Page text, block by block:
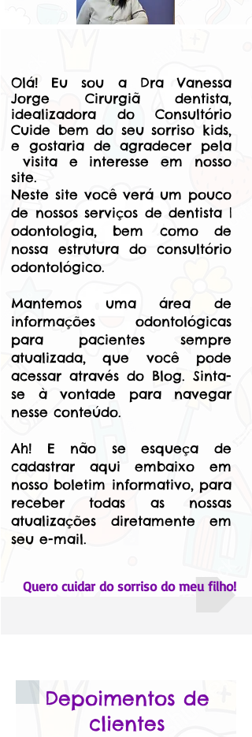
Quero cuidar do sorriso do meu filho!
Olá! Eu sou a Dra Vanessa
Jorge Cirurgiã dentista,
idealizadora do Consultório
Cuide bem do seu sorriso kids,
e gostaria de agradecer pela
visita e interesse em nosso
site.
Neste site você verá um pouco
de nossos serviços de dentista |
odontologia, bem como de
nossa estrutura do consultório
odontológico.
Mantemos uma área de
informações odontológicas
para pacientes sempre
atualizada, que você pode
acessar através do Blog. Sinta-
se à vontade para navegar
nesse conteúdo.
Ah! E não se esqueça de
cadastrar aqui embaixo em
nosso boletim informativo, para
receber todas as nossas
atualizações diretamente em
seu e-mail.
Depoimentos de
clientes